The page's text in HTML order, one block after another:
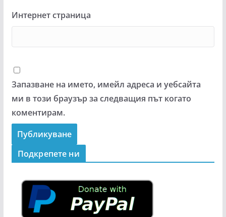
Интернет страница
Запазване на името, имейл адреса и уебсайта
ми в този браузър за следващия път когато
коментирам.
Подкрепeте ни